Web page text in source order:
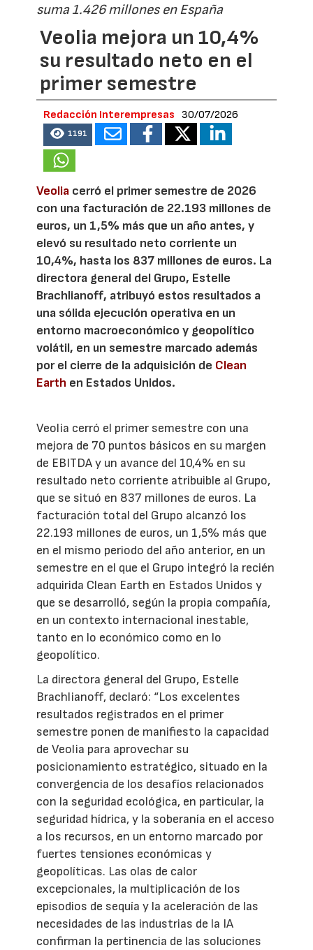
suma 1.426 millones en España
Veolia mejora un 10,4%
su resultado neto en el
primer semestre
Redacción Interempresas 30/07/2026
1191
Veolia cerró el primer semestre de 2026
con una facturación de 22.193 millones de
euros, un 1,5% más que un año antes, y
elevó su resultado neto corriente un
10,4%, hasta los 837 millones de euros. La
directora general del Grupo, Estelle
Brachlianoff, atribuyó estos resultados a
una sólida ejecución operativa en un
entorno macroeconómico y geopolítico
volátil, en un semestre marcado además
por el cierre de la adquisición de Clean
Earth en Estados Unidos.
Veolia cerró el primer semestre con una
mejora de 70 puntos básicos en su margen
de EBITDA y un avance del 10,4% en su
resultado neto corriente atribuible al Grupo,
que se situó en 837 millones de euros. La
facturación total del Grupo alcanzó los
22.193 millones de euros, un 1,5% más que
en el mismo periodo del año anterior, en un
semestre en el que el Grupo integró la recién
adquirida Clean Earth en Estados Unidos y
que se desarrolló, según la propia compañía,
en un contexto internacional inestable,
tanto en lo económico como en lo
geopolítico.
La directora general del Grupo, Estelle
Brachlianoff, declaró: “Los excelentes
resultados registrados en el primer
semestre ponen de manifiesto la capacidad
de Veolia para aprovechar su
posicionamiento estratégico, situado en la
convergencia de los desafíos relacionados
con la seguridad ecológica, en particular, la
seguridad hídrica, y la soberanía en el acceso
a los recursos, en un entorno marcado por
fuertes tensiones económicas y
geopolíticas. Las olas de calor
excepcionales, la multiplicación de los
episodios de sequía y la aceleración de las
necesidades de las industrias de la IA
confirman la pertinencia de las soluciones